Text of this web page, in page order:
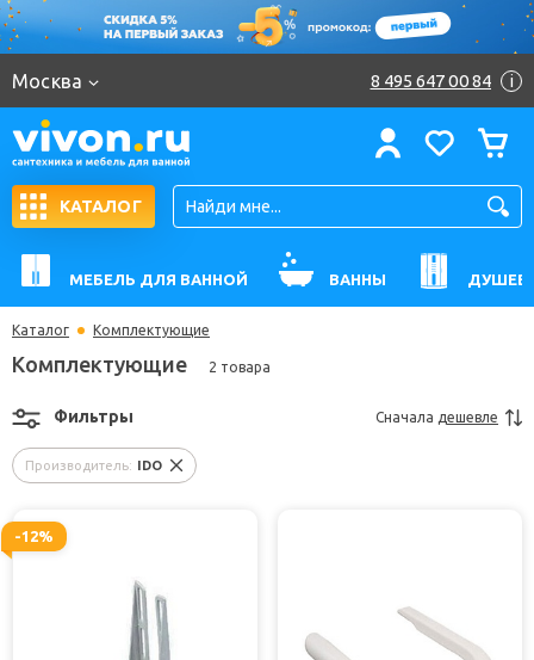
Москва 8 495 647 00 84 i
КАТАЛОГ
МЕБЕЛЬ ДЛЯ ВАННОЙ ВАННЫ
Каталог Комплектующие
Комплектующие 2 товара
Производитель: IDO
Фильтры Сначала дешевле
-12%